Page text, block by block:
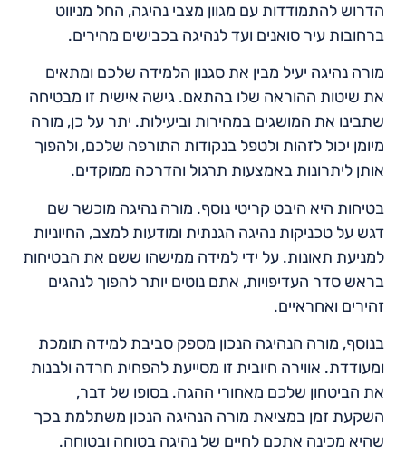
הדרוש להתמודדות עם מגוון מצבי נהיגה, החל מניווט
ברחובות עיר סואנים ועד לנהיגה בכבישים מהירים.
מורה נהיגה יעיל מבין את סגנון הלמידה שלכם ומתאים
את שיטות ההוראה שלו בהתאם. גישה אישית זו מבטיחה
שתבינו את המושגים במהירות וביעילות. יתר על כן, מורה
מיומן יכול לזהות ולטפל בנקודות התורפה שלכם, ולהפוך
אותן ליתרונות באמצעות תרגול והדרכה ממוקדים.
בטיחות היא היבט קריטי נוסף. מורה נהיגה מוכשר שם
דגש על טכניקות נהיגה הגנתית ומודעות למצב, החיוניות
למניעת תאונות. על ידי למידה ממישהו ששם את הבטיחות
בראש סדר העדיפויות, אתם נוטים יותר להפוך לנהגים
זהירים ואחראיים.
בנוסף, מורה הנהיגה הנכון מספק סביבת למידה תומכת
ומעודדת. אווירה חיובית זו מסייעת להפחית חרדה ולבנות
את הביטחון שלכם מאחורי ההגה. בסופו של דבר,
השקעת זמן במציאת מורה הנהיגה הנכון משתלמת בכך
שהיא מכינה אתכם לחיים של נהיגה בטוחה ובטוחה.